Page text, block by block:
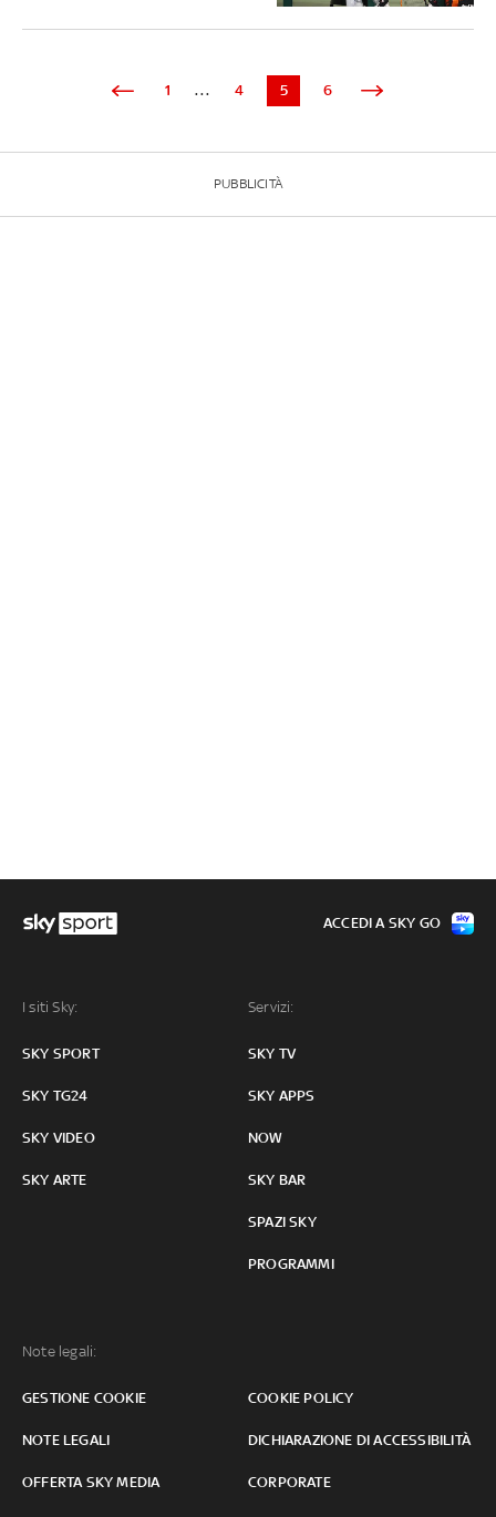
1 ... 4 5 6
PUBBLICITÀ
I siti Sky:
SKY SPORT
SKY TG24
SKY VIDEO
SKY ARTE
Servizi:
SKY TV
SKY APPS
NOW
SKY BAR
SPAZI SKY
PROGRAMMI
Note legali:
GESTIONE COOKIE COOKIE POLICY
NOTE LEGALI DICHIARAZIONE DI ACCESSIBILITÀ
OFFERTA SKY MEDIA CORPORATE
ACCEDI A SKY GO